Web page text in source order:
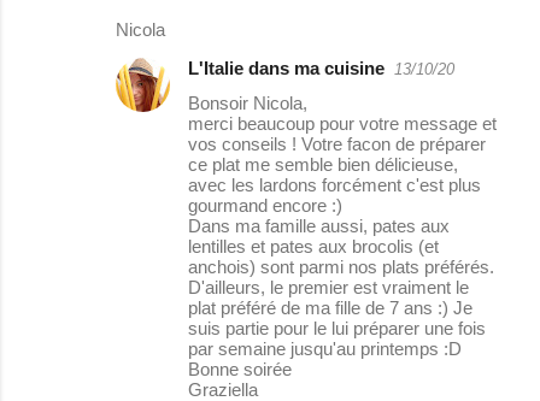
Nicola
L'Italie dans ma cuisine 13/10/20
Bonsoir Nicola,
merci beaucoup pour votre message et
vos conseils ! Votre facon de préparer
ce plat me semble bien délicieuse,
avec les lardons forcément c'est plus
gourmand encore :)
Dans ma famille aussi, pates aux
lentilles et pates aux brocolis (et
anchois) sont parmi nos plats préférés.
D'ailleurs, le premier est vraiment le
plat préféré de ma fille de 7 ans :) Je
suis partie pour le lui préparer une fois
par semaine jusqu'au printemps :D
Bonne soirée
Graziella